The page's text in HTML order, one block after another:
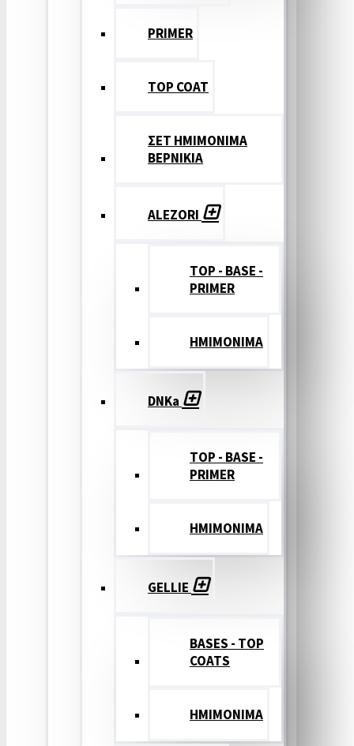
PRIMER
TOP COAT
ΣΕΤ ΗΜΙΜΟΝΙΜΑ
ΒΕΡΝΙΚΙΑ
ALEZORI
TOP - BASE -
PRIMER
ΗΜΙΜΟΝΙΜΑ
DNKa
TOP - BASE -
PRIMER
ΗΜΙΜΟΝΙΜΑ
GELLIE
BASES - TOP
COATS
ΗΜΙΜΟΝΙΜΑ